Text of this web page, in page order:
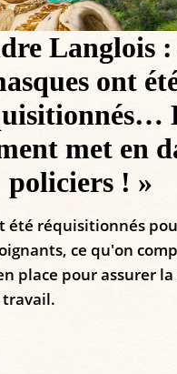
Langlois :
ont
met en
policiers ! »
été réquisitionnés
ce qu'on
place pour assurer
travail.